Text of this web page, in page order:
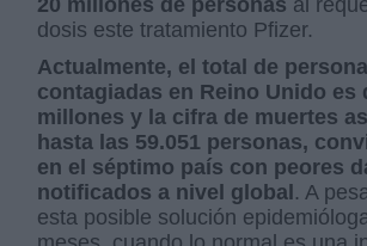
dosis este tratamiento Pfizer.
Actualmente, el total de
contagiadas en Reino Unido es
millones y la cifra de muertes
hasta las 59.051 personas,
en el séptimo país con peores
notificados a nivel global. A
esta posible solución